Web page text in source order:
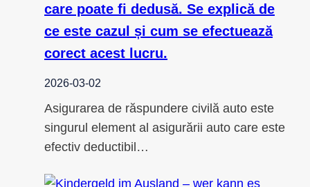
care poate fi dedusă. Se explică de
ce este cazul și cum se efectuează
corect acest lucru.
2026-03-02
Asigurarea de răspundere civilă auto este
singurul element al asigurării auto care este
efectiv deductibil…